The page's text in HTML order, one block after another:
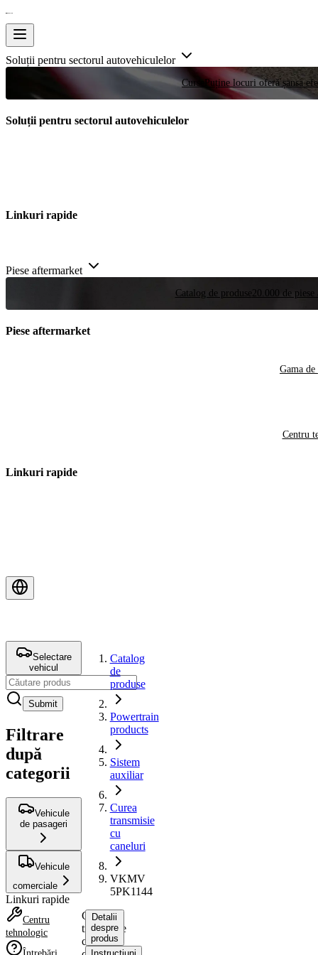
Soluții pentru sectorul autovehiculelor
Curse Puține locuri oferă șansa
Soluții pentru sectorul autovehiculelor
Linkuri rapide
Piese aftermarket
Catalog de produse 20.000 de
Piese aftermarket
Gama de
Centru
Linkuri rapide
Selectare
vehicul
Submit
Filtrare
după
categorii
Vehicule
de pasageri
Vehicule
comerciale
Linkuri rapide
Centru
tehnologic
Catalog
de
produse
Powertrain
products
Sistem
auxiliar
Curea
transmisie
cu
caneluri
VKMV
5PK1144
Curea
transmisie
cu
Detalii
despre
produs